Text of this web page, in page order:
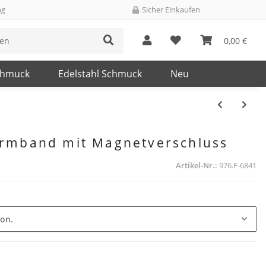
Sicher Einkaufen
0,00 €
Edelstahl Schmuck Neu
mit Magnetverschluss
Artikel-Nr.: 976.F-6841